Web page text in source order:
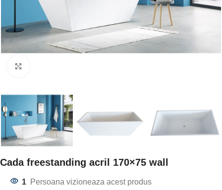
Cada freestanding acril 170×75 wall
1 Persoana vizioneaza acest produs